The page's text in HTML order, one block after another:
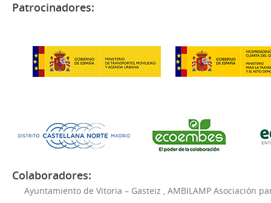
Patrocinadores:
Colaboradores:
Ayuntamiento de Vitoria – Gasteiz AMBILAMP Asociación